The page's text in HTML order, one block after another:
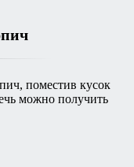
поместив кусок
можно получить